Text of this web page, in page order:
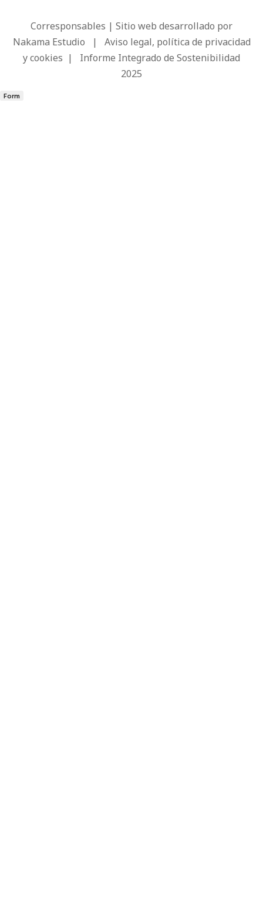
Corresponsables | Sitio web desarrollado por
Nakama Estudio | Aviso legal, política de privacidad
y cookies | Informe Integrado de Sostenibilidad
2025
Form